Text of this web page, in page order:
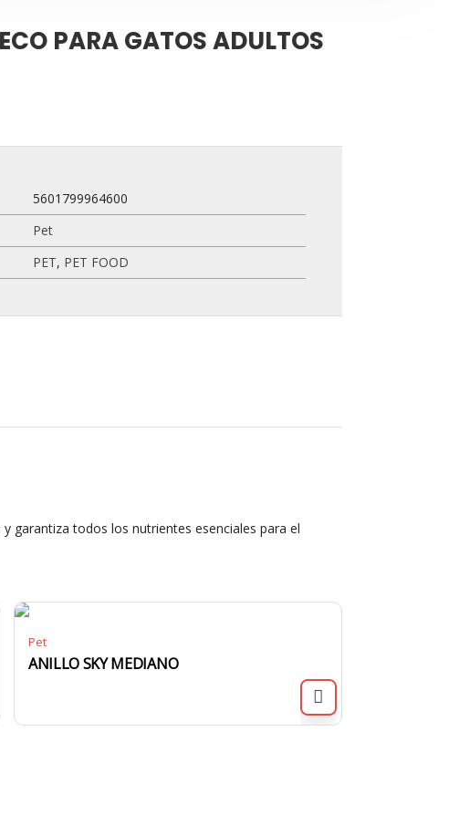
PARA GATOS ADULTOS
5601799964600
Pet
PET, PET FOOD
garantiza todos los nutrientes esenciales para el
Pet
ANILLO SKY MEDIANO